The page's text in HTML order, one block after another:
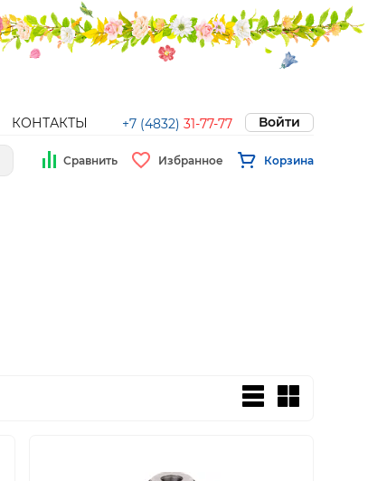
КОНТАКТЫ +7 (4832) 31-77-77 Войти
Сравнить Избранное Корзина